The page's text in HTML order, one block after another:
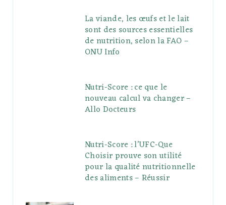
La viande, les œufs et le lait
sont des sources essentielles
de nutrition, selon la FAO –
ONU Info
Nutri-Score : ce que le
nouveau calcul va changer –
Allo Docteurs
Nutri-Score : l’UFC-Que
Choisir prouve son utilité
pour la qualité nutritionnelle
des aliments – Réussir